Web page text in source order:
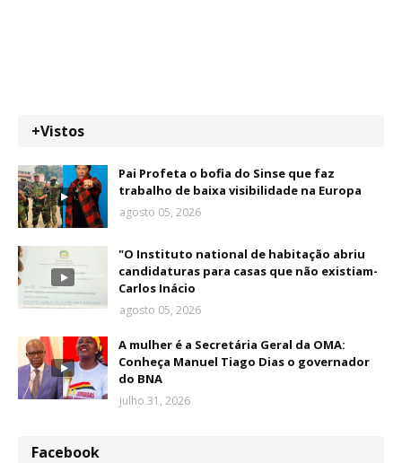
+Vistos
Pai Profeta o bofia do Sinse que faz
trabalho de baixa visibilidade na Europa
agosto 05, 2026
"O Instituto national de habitação abriu
candidaturas para casas que não existiam-
Carlos Inácio
agosto 05, 2026
A mulher é a Secretária Geral da OMA:
Conheça Manuel Tiago Dias o governador
do BNA
julho 31, 2026
Facebook